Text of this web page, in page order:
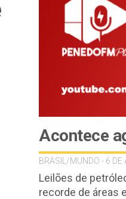
Acontece
BRASIL/MUNDO - 6
Leilões de
recorde de áreas